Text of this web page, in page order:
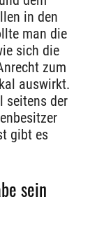
in den
man die
sich die
zum
auswirkt.
seitens der
gibt es
sein